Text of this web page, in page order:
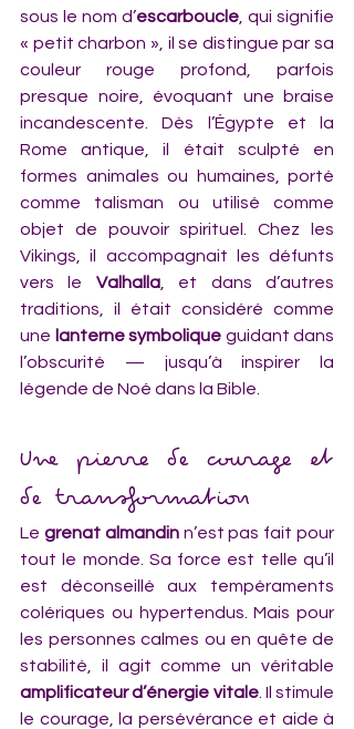
sous le nom d’escarboucle , qui signifie
« petit charbon », il se distingue par sa
couleur rouge profond, parfois
presque noire, évoquant une braise
incandescente. Dès l’Égypte et la
Rome antique, il était sculpté en
formes animales ou humaines, porté
comme talisman ou utilisé comme
objet de pouvoir spirituel. Chez les
Vikings, il accompagnait les défunts
vers le Valhalla, et dans d’autres
traditions, il était considéré comme
une lanterne symbolique guidant dans
l’obscurité — jusqu’à inspirer la
légende de Noé dans la Bible.
Une pierre de courage et
de transformation
Le grenat almandin n’est pas fait pour
tout le monde. Sa force est telle qu’il
est déconseillé aux tempéraments
colériques ou hypertendus. Mais pour
les personnes calmes ou en quête de
amplificateur d’énergie vitale. Il stimule
le courage, la persévérance et aide à